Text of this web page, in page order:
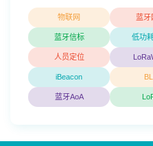
物联网 蓝牙
蓝牙信标 低功
人员定位
iBeacon
蓝牙AoA